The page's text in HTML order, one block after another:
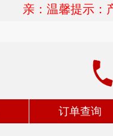
亲：温馨提示：
订单查询